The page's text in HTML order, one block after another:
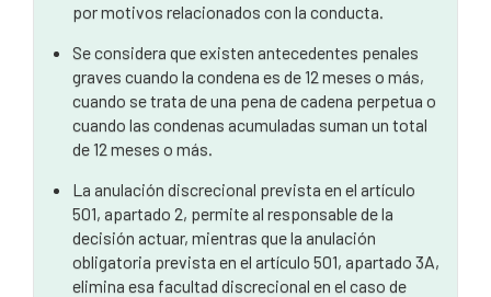
¿Qué ocurre tras una cancelación o denegación
Cómo proteger su visado
Reflexiones finales
por motivos relacionados con la conducta.
Se considera que existen antecedentes penales
graves cuando la condena es de 12 meses o más,
cuando se trata de una pena de cadena perpetua o
cuando las condenas acumuladas suman un total
de 12 meses o más.
La anulación discrecional prevista en el artículo
501, apartado 2, permite al responsable de la
decisión actuar, mientras que la anulación
obligatoria prevista en el artículo 501, apartado 3A,
elimina esa facultad discrecional en el caso de